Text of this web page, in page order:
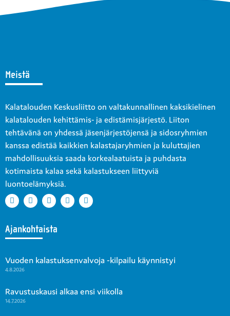
Meistä
Kalatalouden Keskusliitto on valtakunnallinen kaksikielinen
kalatalouden kehittämis- ja edistämisjärjestö. Liiton
tehtävänä on yhdessä jäsenjärjestöjensä ja sidosryhmien
kanssa edistää kaikkien kalastajaryhmien ja kuluttajien
mahdollisuuksia saada korkealaatuista ja puhdasta
kotimaista kalaa sekä kalastukseen liittyviä
luontoelämyksiä.
Ajankohtaista
Vuoden kalastuksenvalvoja -kilpailu käynnistyi
4.8.2026
Ravustuskausi alkaa ensi viikolla
14.7.2026